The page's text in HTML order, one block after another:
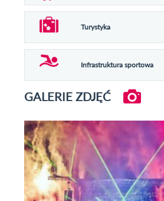
Turystyka
Infrastruktura sportowa
GALERIE ZDJĘĆ